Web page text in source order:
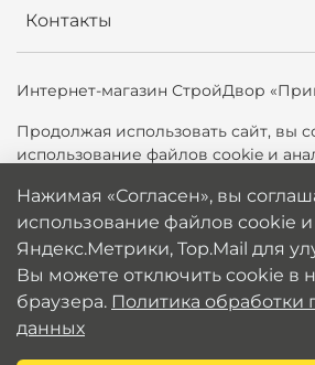
Контакты
Интернет-магазин СтройДвор
Продолжая использовать сайт, вы
использование файлов cookie и
можете отключить cookie в
Политика обработки персональных
Нажимая «Согласен», вы
использование файлов cookie и
Яндекс.Метрики, Top.Mail для
Вы можете отключить cookie в
браузера. Политика обработки
данных